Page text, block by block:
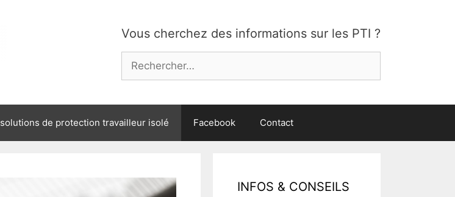
Vous cherchez des informations sur les PTI ?
Rechercher :
solutions de protection travailleur isolé Facebook Contact
INFOS & CONSEILS